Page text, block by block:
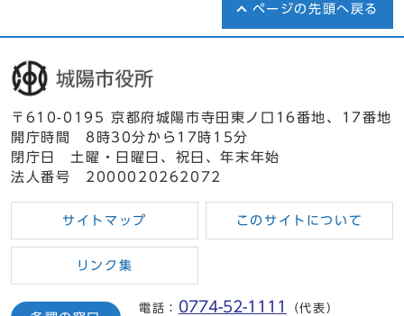
ページの先頭へ戻る
〒610-0195 京都府城陽市寺田東ノ口16番地、17番地
開庁時間 8時30分から17時15分
閉庁日 土曜・日曜日、祝日、年末年始
法人番号 2000020262072
サイトマップ このサイトについて
リンク集
電話： 0774-52-1111 （代表）